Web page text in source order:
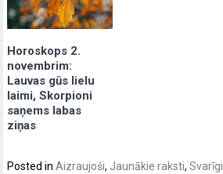
Horoskops 2.
novembrim:
Lauvas gūs lielu
laimi, Skorpioni
saņems labas
ziņas
Posted inAizraujoši, Jaunākie raksti,Svarīgi